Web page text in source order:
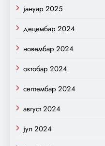
јануар 2025
децембар 2024
новембар 2024
октобар 2024
септембар 2024
август 2024
јул 2024